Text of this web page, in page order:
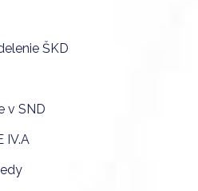
ŠKD
v SND
IV.A